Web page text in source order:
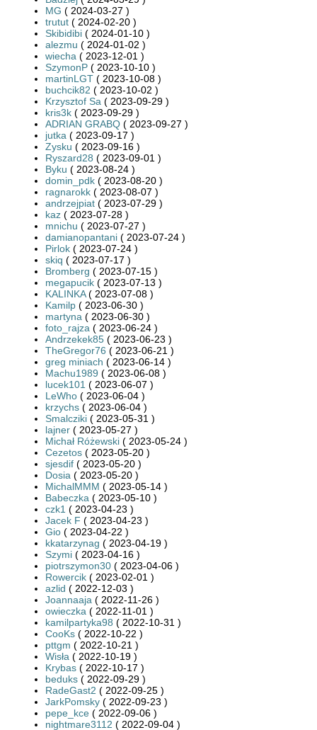
MG ( 2024-03-27 )
trutut ( 2024-02-20 )
Skibidibi ( 2024-01-10 )
alezmu ( 2024-01-02 )
wiecha ( 2023-12-01 )
SzymonP ( 2023-10-10 )
martinLGT ( 2023-10-08 )
buchcik82 ( 2023-10-02 )
Krzysztof Sa ( 2023-09-29 )
kris3k ( 2023-09-29 )
ADRIAN GRABQ ( 2023-09-27 )
jutka ( 2023-09-17 )
Zysku ( 2023-09-16 )
Ryszard28 ( 2023-09-01 )
Byku ( 2023-08-24 )
domin_pdk ( 2023-08-20 )
ragnarokk ( 2023-08-07 )
andrzejpiat ( 2023-07-29 )
kaz ( 2023-07-28 )
mnichu ( 2023-07-27 )
damianopantani ( 2023-07-24 )
Pirlok ( 2023-07-24 )
skiq ( 2023-07-17 )
Bromberg ( 2023-07-15 )
megapucik ( 2023-07-13 )
KALINKA( 2023-07-08 )
Kamilp ( 2023-06-30 )
martyna ( 2023-06-30 )
foto_rajza ( 2023-06-24 )
Andrzekek85 ( 2023-06-23 )
TheGregor76 ( 2023-06-21 )
greg miniach ( 2023-06-14 )
Machu1989 ( 2023-06-08 )
lucek101 ( 2023-06-07 )
LeWho ( 2023-06-04 )
krzychs ( 2023-06-04 )
Smalcziki ( 2023-05-31 )
lajner ( 2023-05-27 )
Michał Różewski ( 2023-05-24 )
Cezetos ( 2023-05-20 )
sjesdif ( 2023-05-20 )
Dosia ( 2023-05-20 )
MichalMMM ( 2023-05-14 )
Babeczka ( 2023-05-10 )
czk1 ( 2023-04-23 )
Jacek F ( 2023-04-23 )
Gio ( 2023-04-22 )
kkatarzynag ( 2023-04-19 )
Szymi ( 2023-04-16 )
piotrszymon30 ( 2023-04-06 )
Rowercik ( 2023-02-01 )
azlid ( 2022-12-03 )
Joannaaja ( 2022-11-26 )
owieczka ( 2022-11-01 )
kamilpartyka98 ( 2022-10-31 )
CooKs ( 2022-10-22 )
pttgm ( 2022-10-21 )
Wisła ( 2022-10-19 )
Krybas ( 2022-10-17 )
beduks ( 2022-09-29 )
RadeGast2 ( 2022-09-25 )
JarkPomsky ( 2022-09-23 )
pepe_kce ( 2022-09-06 )
nightmare3112 ( 2022-09-04 )